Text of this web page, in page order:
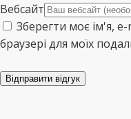
Вебсайт
Зберегти моє ім'я,
браузері для моїх
Відправити відгук